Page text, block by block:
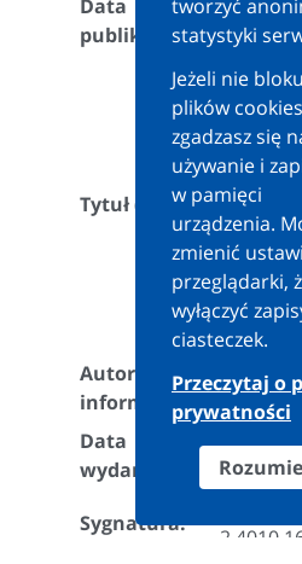
Data
publikacji:
2022-
Tytuł (teza):
stanie
zmianie
stycznia
2023 r.,
będą
31
Autor
informacji:
Skarbowej
Data
wydania:
2022-05-
Sygnatura:
tworzyć
statystyki
Jeżeli nie
plików
zgadzasz się
używanie i
w pamięci
urządzenia.
zmienić
przeglądarki,
wyłączyć
ciasteczek.
Przeczytaj o
prywatności